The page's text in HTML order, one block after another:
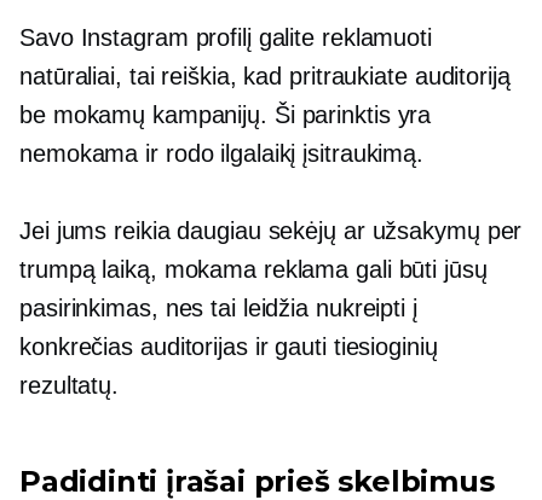
Savo Instagram profilį galite reklamuoti
natūraliai, tai reiškia, kad pritraukiate auditoriją
be mokamų kampanijų. Ši parinktis yra
nemokama ir rodo ilgalaikį įsitraukimą.
Jei jums reikia daugiau sekėjų ar užsakymų per
trumpą laiką, mokama reklama gali būti jūsų
pasirinkimas, nes tai leidžia nukreipti į
konkrečias auditorijas ir gauti tiesioginių
rezultatų.
Padidinti įrašai prieš skelbimus